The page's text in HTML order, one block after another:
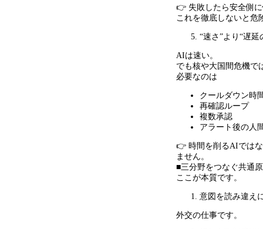
👉 失敗したら安全側
これを徹底しないと危
“速さ ”より “遅延
AIは速い。
でも核や大国間危機で
必要なのは
クールダウン時
再確認ループ
複数承認
アラート後の人
👉 時間を削るAIでは
ません。
■三分野をつなぐ共通
ここが本質です。
意図を読み違え
外交の仕事です。